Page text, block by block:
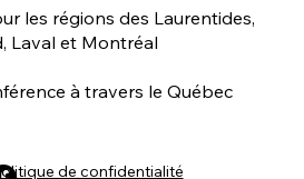
positive avec ton animal
un dépôt dans son compte de
de confidentialité
les régions des Laurentides,
Laval et Montréal
à travers le Québec